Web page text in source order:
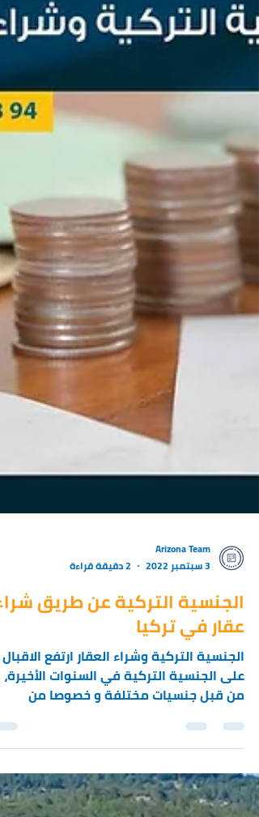
3 سبتمبر 2022
2 دقيقة قراءة
الجنسية التركية عن طريق
عقار في تركيا
الجنسية التركية وشراء العقار ارتفع الاقبال
على الجنسية التركية في السنوات الأخيرة،
من قبل جنسيات مختلفة و خصوصا من
مواطني العالم العربي...